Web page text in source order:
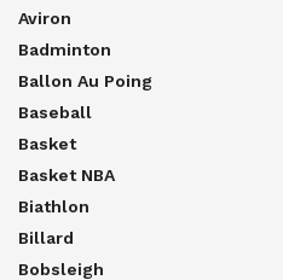
Aviron
Badminton
Ballon Au Poing
Baseball
Basket
Basket NBA
Biathlon
Billard
Bobsleigh